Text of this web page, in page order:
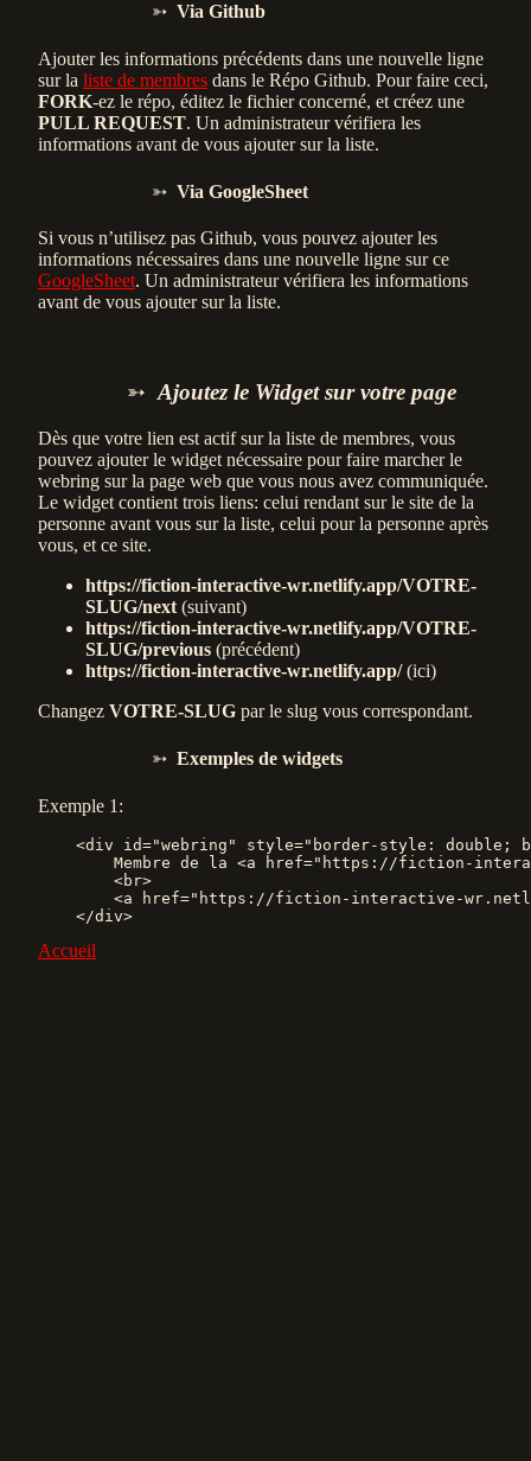
Via Github
Ajouter les informations précédents dans une nouvelle ligne
sur la liste de membres dans le Répo Github. Pour faire ceci,
FORK-ez le répo, éditez le fichier concerné, et créez une
PULL REQUEST. Un administrateur vérifiera les
informations avant de vous ajouter sur la liste.
Via GoogleSheet
Si vous n’utilisez pas Github, vous pouvez ajouter les
informations nécessaires dans une nouvelle ligne sur ce
GoogleSheet. Un administrateur vérifiera les informations
avant de vous ajouter sur la liste.
Ajoutez le Widget sur votre page
Dès que votre lien est actif sur la liste de membres, vous
pouvez ajouter le widget nécessaire pour faire marcher le
webring sur la page web que vous nous avez communiquée.
Le widget contient trois liens: celui rendant sur le site de la
personne avant vous sur la liste, celui pour la personne après
vous, et ce site.
https://fiction-interactive-wr.netlify.app/VOTRE-
SLUG/next (suivant)
https://fiction-interactive-wr.netlify.app/VOTRE-
SLUG/previous (précédent)
https://fiction-interactive-wr.netlify.app/(ici)
Changez VOTRE-SLUG par le slug vous correspondant.
Exemples de widgets
Exemple 1:
<div id="webring" style="border-style: double;
        Membre de la
<a href="https://fiction-
<br>
<a
href="https://fiction-interactive-
</div>
Accueil